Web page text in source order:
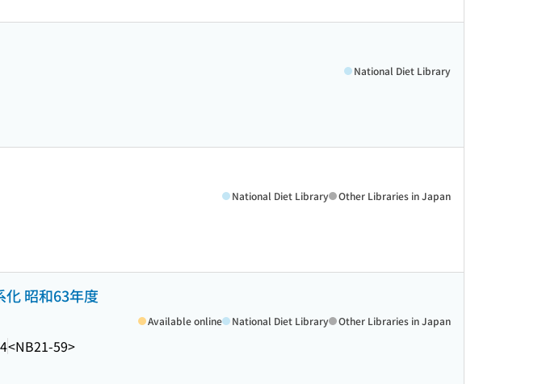
National Diet Library
National Diet Library Other Libraries in Japan
昭和63年度
<NB21-59>
Available online National Diet Library Other Libraries in Japan